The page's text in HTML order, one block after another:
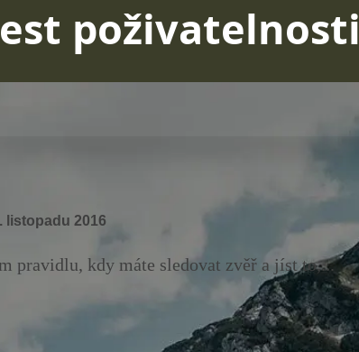
poživatelnosti
listopadu 2016
pravidlu, kdy máte sledovat zvěř a jíst to,...